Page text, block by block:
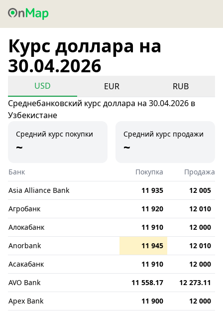
Курс доллара на
30.04.2026
USD EUR
RUB
Среднебанковский курс доллара на 30.04.2026 в
Узбекистане
Средний курс покупки
~
Средний курс продажи
~
Банк Покупка
Продажа
Asia Alliance Bank
11 935
12 005
Агробанк
11 920
12 010
Алокабанк
11 910
12 000
Anorbank
11 945
12 010
Асакабанк
11 910
12 000
AVO Bank
11 558.17
12 273.11
Apex Bank
11 900
12 000